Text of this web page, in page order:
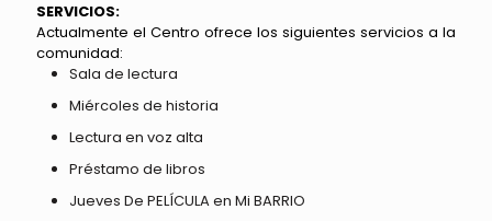
SERVICIOS:
Actualmente el Centro ofrece los siguientes servicios a la
comunidad:
Sala de lectura
Miércoles de historia
Lectura en voz alta
Préstamo de libros
Jueves De PELÍCULA en Mi BARRIO